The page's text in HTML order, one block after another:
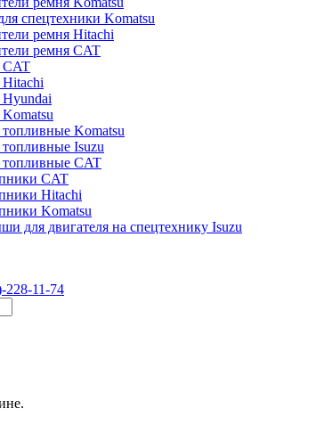
спецтехники Komatsu
ремня Hitachi
ремня CAT
CAT
Komatsu
Isuzu
CAT
CAT
Hitachi
Komatsu
для двигателя на спецтехнику Isuzu
228-11-74